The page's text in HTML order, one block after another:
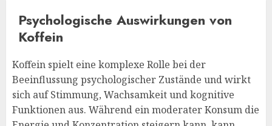
Psychologische Auswirkungen von
Koffein
Koffein spielt eine komplexe Rolle bei der
Beeinflussung psychologischer Zustände und wirkt
sich auf Stimmung, Wachsamkeit und kognitive
Funktionen aus. Während ein moderater Konsum die